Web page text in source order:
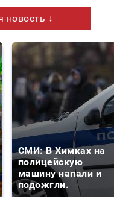
↓
СМИ: В Химках на
полицейскую
машину напали и
подожгли.